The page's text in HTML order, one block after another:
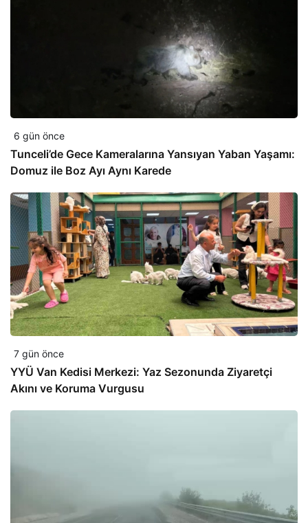
6 gün önce
Tunceli’de Gece Kameralarına Yansıyan Yaban Yaşamı:
Domuz ile Boz Ayı Aynı Karede
7 gün önce
YYÜ Van Kedisi Merkezi: Yaz Sezonunda Ziyaretçi
Akını ve Koruma Vurgusu